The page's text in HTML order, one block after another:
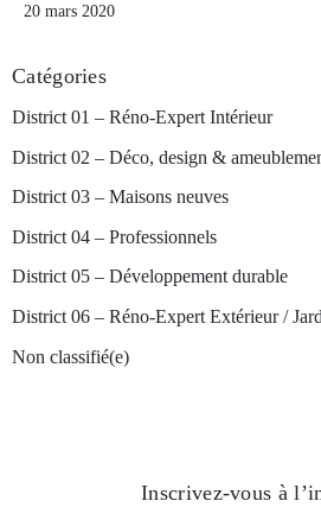
20 mars 2020
Catégories
District 01 – Réno-Expert Intérieur
District 02 – Déco, design &
District 03 – Maisons neuves
District 04 – Professionnels
District 05 – Développement durable
District 06 – Réno-Expert Extérieur /
Non classifié(e)
Inscrivez-vous à